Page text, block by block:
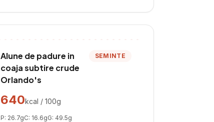
Alune de padure in
coaja subtire crude
Orlando's
SEMINTE
640kcal / 100g
P: 26.7gC: 16.6gG: 49.5g